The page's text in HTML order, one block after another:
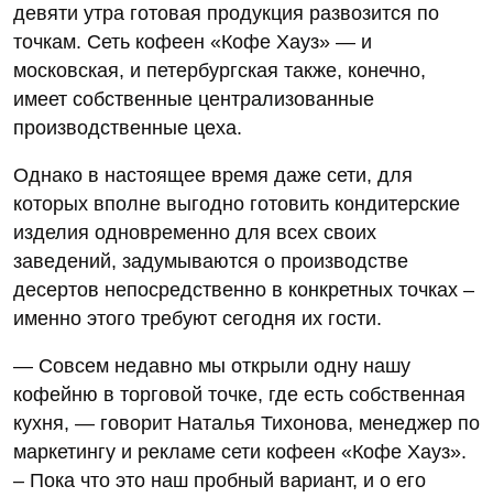
девяти утра готовая продукция развозится по
точкам. Сеть кофеен «Кофе Хауз» — и
московская, и петербургская также, конечно,
имеет собственные централизованные
производственные цеха.
Однако в настоящее время даже сети, для
которых вполне выгодно готовить кондитерские
изделия одновременно для всех своих
заведений, задумываются о производстве
десертов непосредственно в конкретных точках –
именно этого требуют сегодня их гости.
— Совсем недавно мы открыли одну нашу
кофейню в торговой точке, где есть собственная
кухня, — говорит Наталья Тихонова, менеджер по
маркетингу и рекламе сети кофеен «Кофе Хауз».
– Пока что это наш пробный вариант, и о его